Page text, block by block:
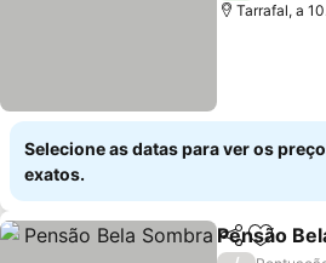
Tarrafal, a
Selecione as datas para ver os
exatos.
Partilhar
Pensão